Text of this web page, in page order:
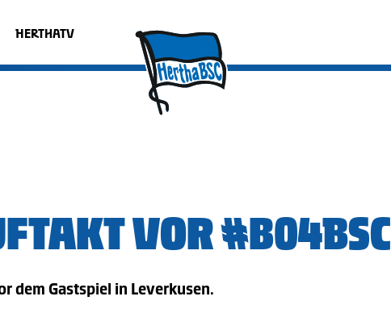
HERTHATV
VOR #B04BSC
dem Gastspiel in Leverkusen.